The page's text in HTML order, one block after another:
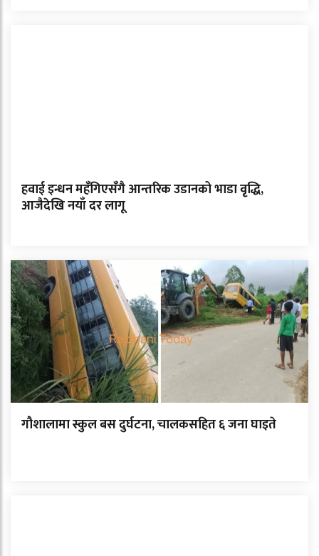
हवाई इन्धन महँगिएसँगै आन्तरिक उडानको भाडा वृद्धि,
आजैदेखि नयाँ दर लागू
गौशालामा स्कुल बस दुर्घटना, चालकसहित ६ जना घाइते